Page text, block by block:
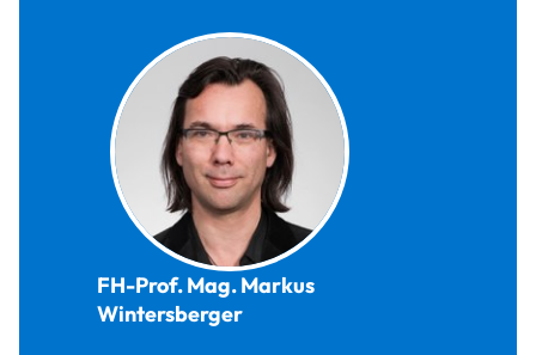
FH-Prof. Mag.Markus
Wintersberger